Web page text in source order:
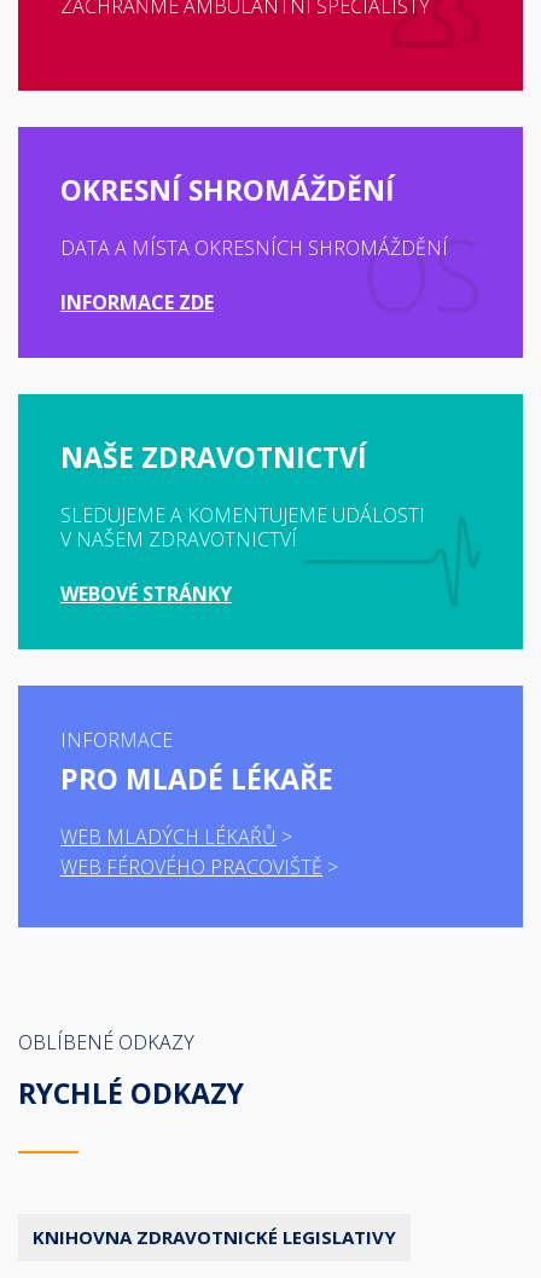
ZACHRAŇME AMBULANTNÍ SPECIALISTY
OKRESNÍ SHROMÁŽDĚNÍ
DATA A MÍSTA OKRESNÍCH SHROMÁŽDĚNÍ
INFORMACE ZDE
NAŠE ZDRAVOTNICTVÍ
SLEDUJEME A KOMENTUJEME UDÁLOSTI
V NAŠEM ZDRAVOTNICTVÍ
WEBOVÉ STRÁNKY
INFORMACE
PRO MLADÉ LÉKAŘE
WEB MLADÝCH LÉKAŘŮ
WEB FÉROVÉHO PRACOVIŠTĚ
OBLÍBENÉ ODKAZY
RYCHLÉ ODKAZY
KNIHOVNA ZDRAVOTNICKÉ LEGISLATIVY